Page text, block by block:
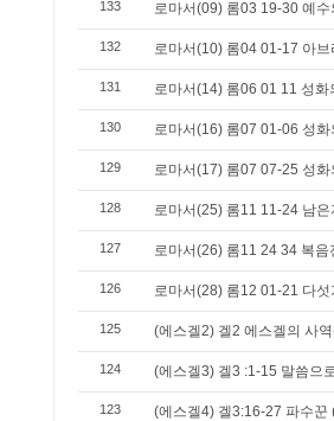
133 로마서(09) 롬03 19-30 예
132 로마서(10) 롬04 01-17 아
131 로마서(14) 롬06 01 11 성
130 로마서(16) 롬07 01-06 성
129 로마서(17) 롬07 07-25 성
128 로마서(25) 롬11 11-24 남
127 로마서(26) 롬11 24 34 복
126 로마서(28) 롬12 01-21 다
125 (에스겔2) 겔2 에스겔의 사
124 (에스겔3) 겔3 :1-15 말씀으
123 (에스겔4) 겔3:16-27 파수꾼